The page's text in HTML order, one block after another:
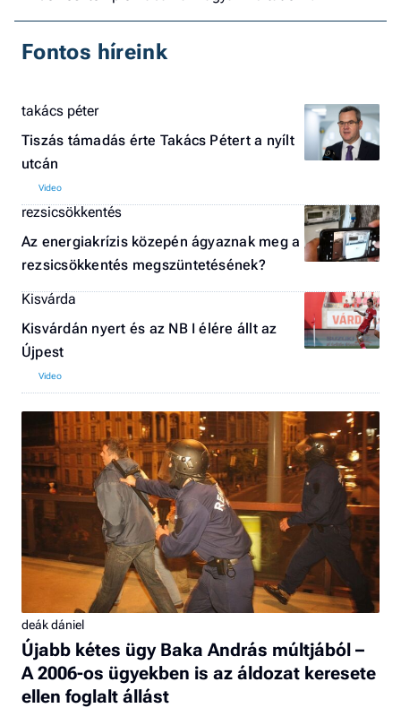
Fontos híreink
takács péter
Tiszás támadás érte Takács Pétert a nyílt
utcán
rezsicsökkentés
Az energiakrízis közepén ágyaznak meg a
rezsicsökkentés megszüntetésének?
Kisvárda
Kisvárdán nyert és az NB I élére állt az
Újpest
deák dániel
Újabb kétes ügy Baka András múltjából –
A 2006-os ügyekben is az áldozat keresete
ellen foglalt állást